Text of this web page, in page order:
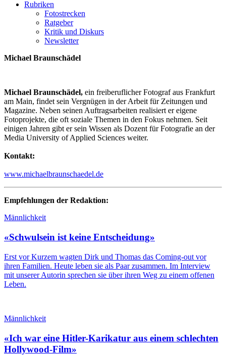
Rubriken
Fotostrecken
Ratgeber
Kritik und Diskurs
Newsletter
Michael Braunschädel
Michael Braunschädel, ein freiberuflicher Fotograf aus Frankfurt
am Main, findet sein Vergnügen in der Arbeit für Zeitungen und
Magazine. Neben seinen Auftragsarbeiten realisiert er eigene
Fotoprojekte, die oft soziale Themen in den Fokus nehmen. Seit
einigen Jahren gibt er sein Wissen als Dozent für Fotografie an der
Media University of Applied Sciences weiter.
Kontakt:
www.michaelbraunschaedel.de
Empfehlungen der Redaktion:
Männlichkeit
«Schwulsein ist keine Entscheidung»
Erst vor Kurzem wagten Dirk und Thomas das Coming-out vor
ihren Familien. Heute leben sie als Paar zusammen. Im Interview
mit unserer Autorin sprechen sie über ihren Weg zu einem offenen
Leben.
Männlichkeit
«Ich war eine Hitler-Karikatur aus einem schlechten
Hollywood-Film»